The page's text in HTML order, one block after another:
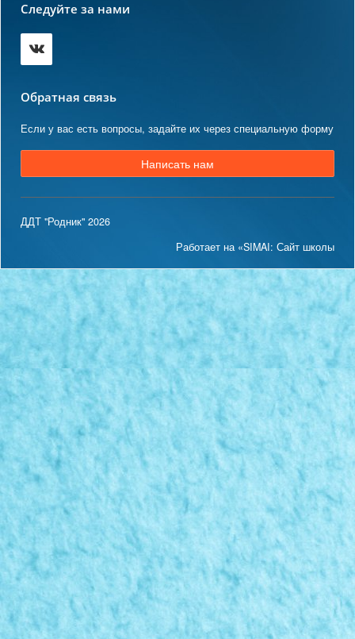
Следуйте за нами
Обратная связь
Если у вас есть вопросы, задайте их через специальную форму
Написать нам
ДДТ "Родник" 2026
Работает на «SIMAI: Сайт школы